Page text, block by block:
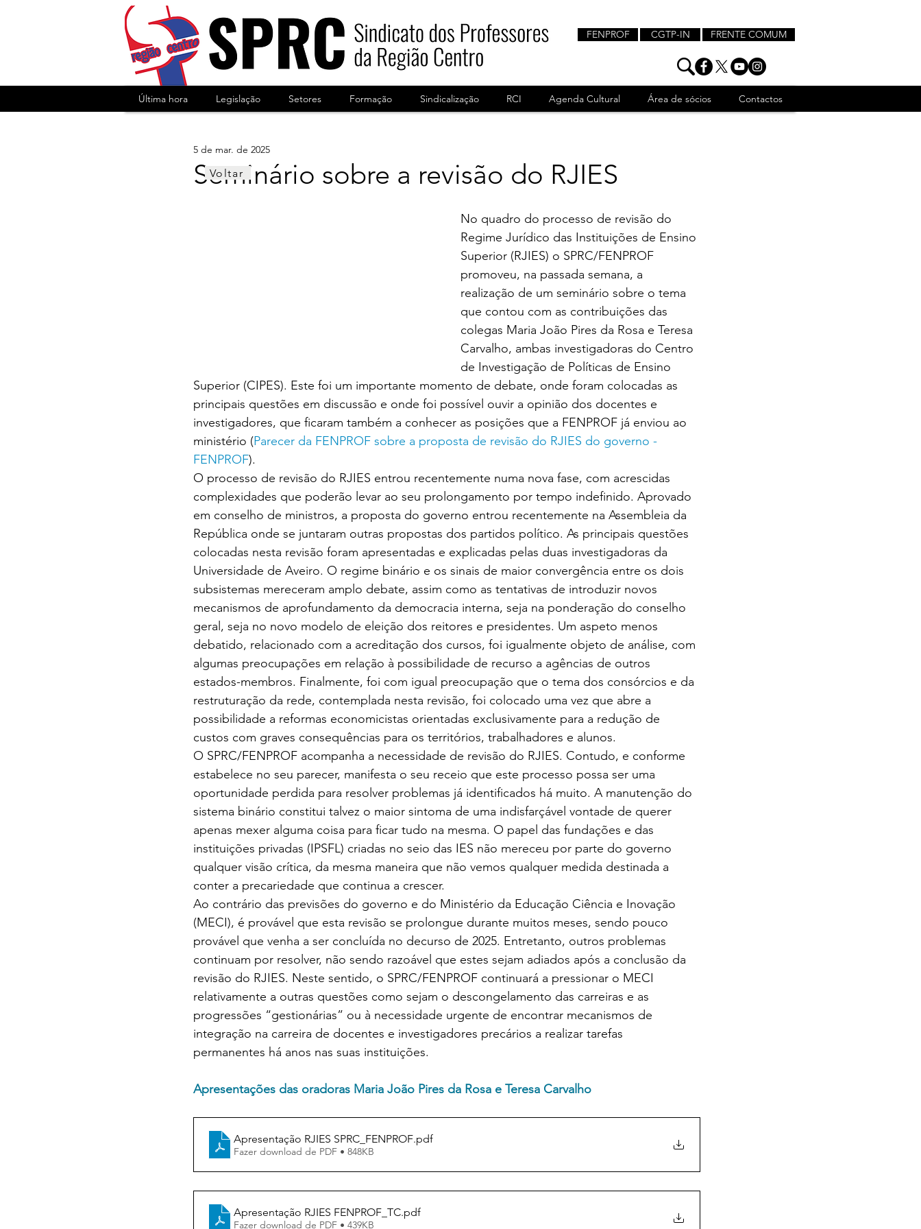
FENPROF CGTP-IN FRENTE COMUM
Última hora Legislação Setores Formação Sindicalização RCI Agenda Cultural Área de sócios Contactos
Seminário sobre a revisão do RJIES
5 de mar. de 2025
No quadro do processo de revisão do
Regime Jurídico das Instituições de Ensino
Superior (RJIES) o SPRC/FENPROF
promoveu, na passada semana, a
realização de um seminário sobre o tema
que contou com as contribuições das
colegas Maria João Pires da Rosa e Teresa
Carvalho, ambas investigadoras do Centro
de Investigação de Políticas de Ensino
Superior (CIPES). Este foi um importante momento de debate, onde foram colocadas as
principais questões em discussão e onde foi possível ouvir a opinião dos docentes e
investigadores, que ficaram também a conhecer as posições que a FENPROF já enviou ao
ministério (Parecer da FENPROF sobre a proposta de revisão do RJIES do governo -
FENPROF).
O processo de revisão do RJIES entrou recentemente numa nova fase, com acrescidas
complexidades que poderão levar ao seu prolongamento por tempo indefinido. Aprovado
em conselho de ministros, a proposta do governo entrou recentemente na Assembleia da
República onde se juntaram outras propostas dos partidos político. As principais questões
colocadas nesta revisão foram apresentadas e explicadas pelas duas investigadoras da
Universidade de Aveiro. O regime binário e os sinais de maior convergência entre os dois
subsistemas mereceram amplo debate, assim como as tentativas de introduzir novos
mecanismos de aprofundamento da democracia interna, seja na ponderação do conselho
geral, seja no novo modelo de eleição dos reitores e presidentes. Um aspeto menos
debatido, relacionado com a acreditação dos cursos, foi igualmente objeto de análise, com
algumas preocupações em relação à possibilidade de recurso a agências de outros
estados-membros. Finalmente, foi com igual preocupação que o tema dos consórcios e da
restruturação da rede, contemplada nesta revisão, foi colocado uma vez que abre a
possibilidade a reformas economicistas orientadas exclusivamente para a redução de
custos com graves consequências para os territórios, trabalhadores e alunos.
O SPRC/FENPROF acompanha a necessidade de revisão do RJIES. Contudo, e conforme
estabelece no seu parecer, manifesta o seu receio que este processo possa ser uma
oportunidade perdida para resolver problemas já identificados há muito. A manutenção do
sistema binário constitui talvez o maior sintoma de uma indisfarçável vontade de querer
apenas mexer alguma coisa para ficar tudo na mesma. O papel das fundações e das
instituições privadas (IPSFL) criadas no seio das IES não mereceu por parte do governo
qualquer visão crítica, da mesma maneira que não vemos qualquer medida destinada a
conter a precariedade que continua a crescer.
Ao contrário das previsões do governo e do Ministério da Educação Ciência e Inovação
(MECI), é provável que esta revisão se prolongue durante muitos meses, sendo pouco
provável que venha a ser concluída no decurso de 2025. Entretanto, outros problemas
continuam por resolver, não sendo razoável que estes sejam adiados após a conclusão da
revisão do RJIES. Neste sentido, o SPRC/FENPROF continuará a pressionar o MECI
relativamente a outras questões como sejam o descongelamento das carreiras e as
progressões “gestionárias” ou à necessidade urgente de encontrar mecanismos de
integração na carreira de docentes e investigadores precários a realizar tarefas
permanentes há anos nas suas instituições.
Apresentações das oradoras Maria João Pires da Rosa e Teresa Carvalho
Apresentação RJIES SPRC_FENPROF.pdf
Fazer download de PDF • 848KB
Apresentação RJIES FENPROF_TC.pdf
Fazer download de PDF • 439KB
Voltar